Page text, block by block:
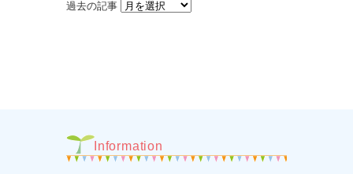
過去の記事
Information